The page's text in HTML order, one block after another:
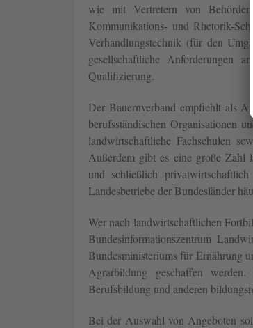
wie mit Vertretern von
Kommunikations- und Rhetorik-
Verhandlungstechnik (für den
gesellschaftliche Anforderungen
Qualifizierung.
Der Bauernverband empfiehlt als
berufsständischen Organisationen
landwirtschaftliche Fachschulen
Außerdem gibt es eine große Zahl
und schließlich
Landesbetriebe der Bundesländer
Wer nach landwirtschaftlichen
Bundesinformationszentrum
Bundesministeriums für Ernährung
Agrarbildung geschaffen
Berufsbildung und anderen
Bei der Auswahl von Angeboten